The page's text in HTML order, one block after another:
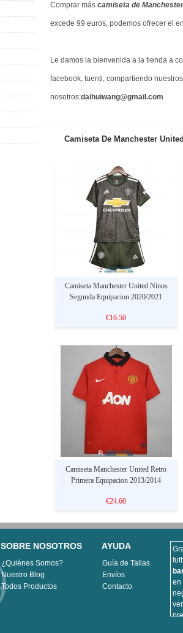
Comprar más camiseta de
excede 99 euros, podemos ofrecer el
Le damos la bienvenida a la tienda a
facebook, tuenti, compartiendo
nosotros:daihuiwang@gmail.com
Camiseta De Manchester United
Camiseta Manchester United Ninos
Segunda Equipacion 2020/2021
€16.50
Camiseta Manchester United Retro
Primera Equipacion 2013/2014
€24.60
SOBRE NOSOTROS
¿Quiénes Somos?
Nuestro Blog
Todos Productos
AYUDA
Guía de Tallas
Envíos
Contacto
en